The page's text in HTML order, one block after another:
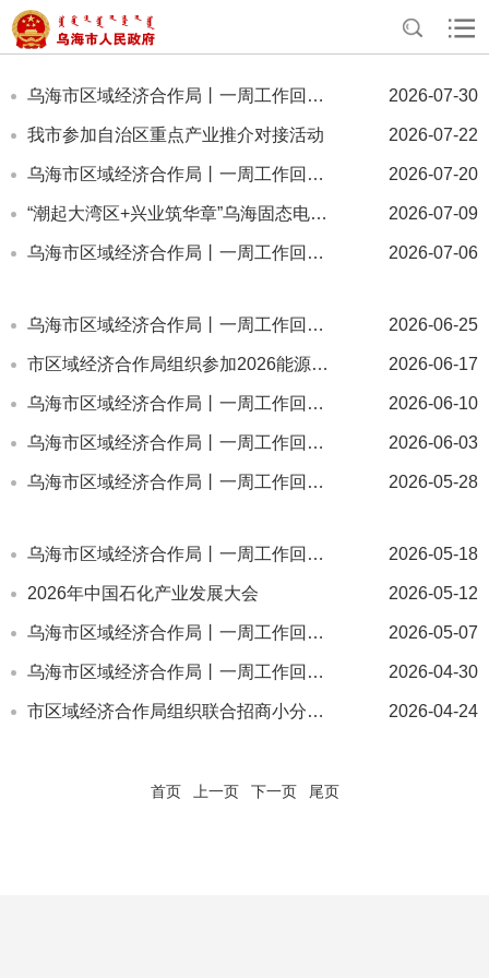
首页>走进乌海 > 招商引资
2026-07-30
乌海市区域经济合作局丨一周工作回顾(7月第4周）
2026-07-22
我市参加自治区重点产业推介对接活动
2026-07-20
乌海市区域经济合作局丨一周工作回顾(7月第3周）
2026-07-09
“潮起大湾区+兴业筑华章”乌海固态电池产业对接专场活动在深圳成功举办
2026-07-06
乌海市区域经济合作局丨一周工作回顾(7月第1周）
2026-06-25
乌海市区域经济合作局丨一周工作回顾(6月第3周）
2026-06-17
市区域经济合作局组织参加2026能源化工产业中试基地建设促进会暨创新链产业链融合发展项目对接会
2026-06-10
乌海市区域经济合作局丨一周工作回顾(6月第1周）
2026-06-03
乌海市区域经济合作局丨一周工作回顾(5月第4周）
2026-05-28
乌海市区域经济合作局丨一周工作回顾(5月第3周）
2026-05-18
乌海市区域经济合作局丨一周工作回顾(5月第2周）
2026-05-12
2026年中国石化产业发展大会
2026-05-07
乌海市区域经济合作局丨一周工作回顾(4月第4周）
2026-04-30
乌海市区域经济合作局丨一周工作回顾(4月第3周）
2026-04-24
市区域经济合作局组织联合招商小分队 赴川渝地区开展招商引资 和项目对接洽谈工作
首页 上一页 下一页 尾页